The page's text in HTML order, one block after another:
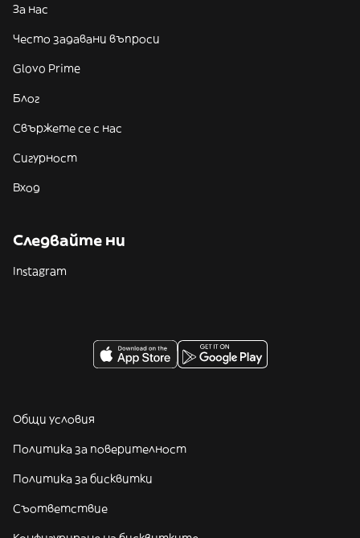
За нас
Често задавани въпроси
Glovo Prime
Блог
Свържете се с нас
Сигурност
Вход
Следвайте ни
Instagram
Общи условия
Политика за поверителност
Политика за бисквитки
Съответствие